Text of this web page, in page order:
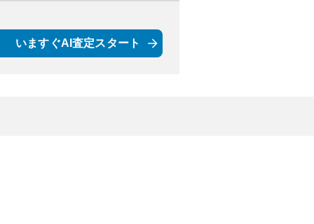
いますぐAI査定スタート